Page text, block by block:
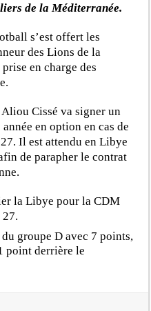
de la Méditerranée.
s’est offert les
des Lions de la
en charge des
Aliou Cissé va signer un
en option en cas de
Il est attendu en Libye
de parapher le contrat
la Libye pour la CDM
du groupe D avec 7 points,
point derrière le